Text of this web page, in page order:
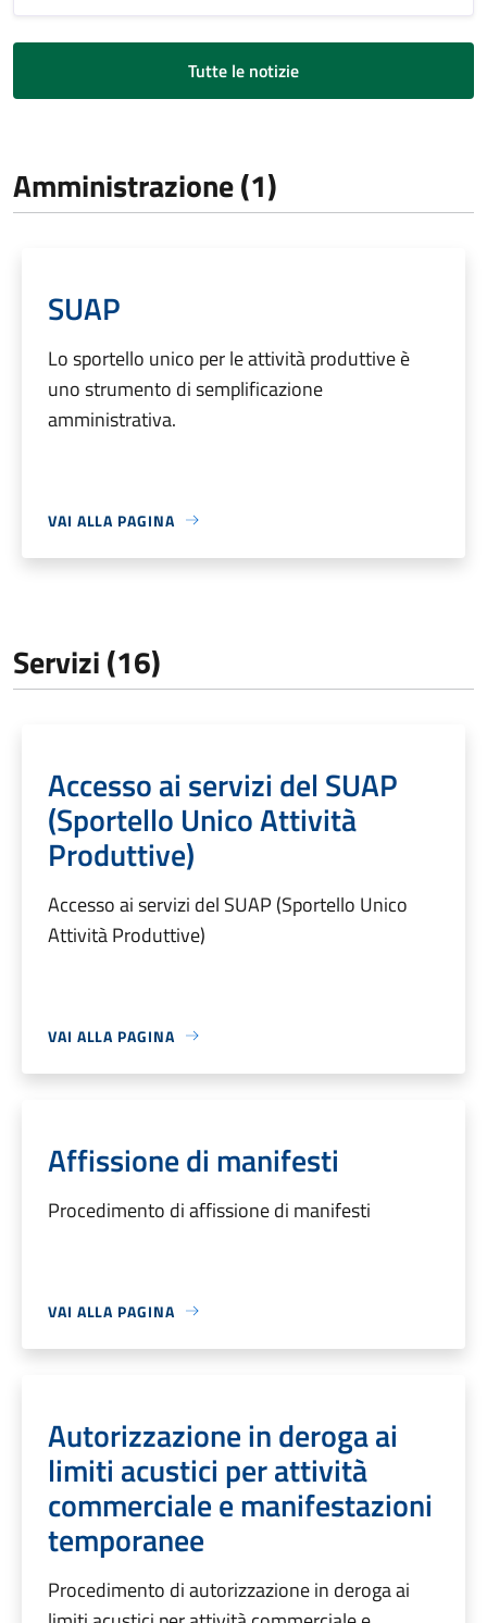
Tutte le notizie
Amministrazione (1)
SUAP
Lo sportello unico per le attività produttive è
uno strumento di semplificazione
amministrativa.
VAI ALLA PAGINA
Servizi (16)
Accesso ai servizi del SUAP
(Sportello Unico Attività
Produttive)
Accesso ai servizi del SUAP (Sportello Unico
Attività Produttive)
VAI ALLA PAGINA
Affissione di manifesti
Procedimento di affissione di manifesti
VAI ALLA PAGINA
Autorizzazione in deroga ai
limiti acustici per attività
commerciale e manifestazioni
temporanee
Procedimento di autorizzazione in deroga ai